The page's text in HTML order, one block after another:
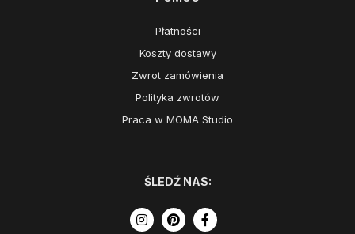
Płatności
Koszty dostawy
Zwrot zamówienia
Polityka zwrotów
Praca w MOMA Studio
ŚLEDŹ NAS: